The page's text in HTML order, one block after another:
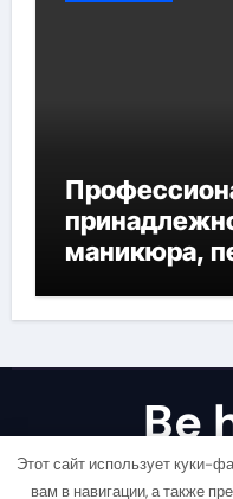
маникюра,
Be
Этот сайт использует куки-
вам в навигации, а также